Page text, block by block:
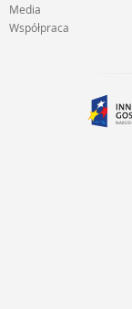
Media
Współpraca